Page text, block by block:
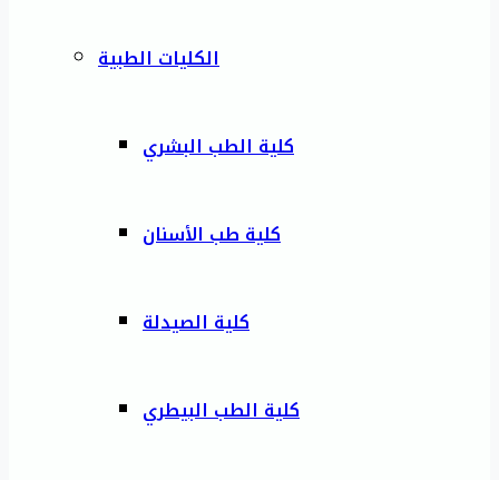
الكليات الطبية
كلية الطب البشري
كلية طب الأسنان
كلية الصيدلة
كلية الطب البيطري